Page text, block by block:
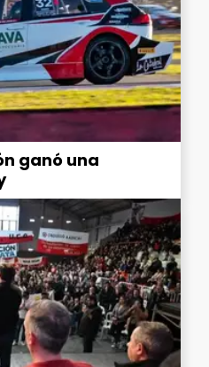
ganó una